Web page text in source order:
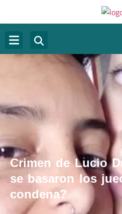
Crimen de Lucio
se basaron los
condena?